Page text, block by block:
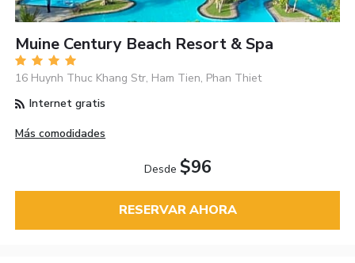
Muine Century Beach Resort & Spa
16 Huynh Thuc Khang Str, Ham Tien, Phan Thiet
Internet gratis
Más comodidades
Desde $96
RESERVAR AHORA